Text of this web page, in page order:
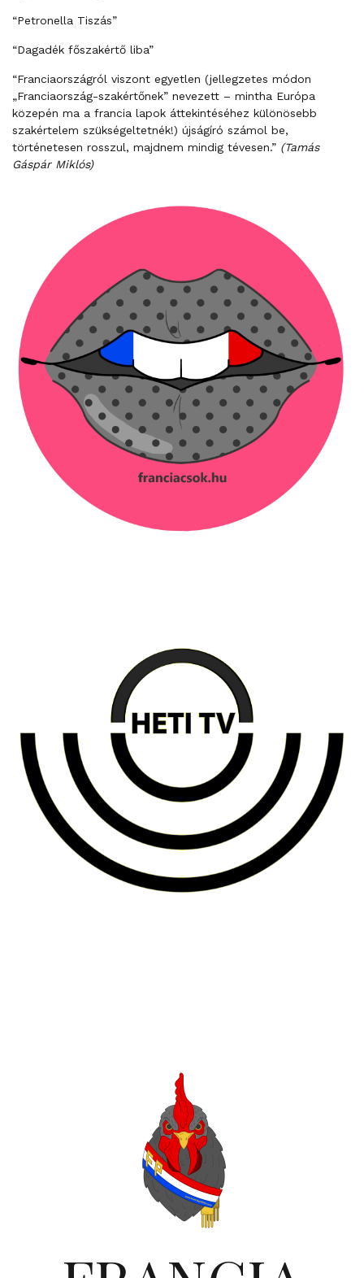
“Petronella Tiszás”
“Dagadék főszakértő liba”
“Franciaországról viszont egyetlen (jellegzetes módon
„Franciaország-szakértőnek” nevezett – mintha Európa
közepén ma a francia lapok áttekintéséhez különösebb
szakértelem szükségeltetnék!) újságíró számol be,
történetesen rosszul, majdnem mindig tévesen.” (Tamás
Gáspár Miklós)